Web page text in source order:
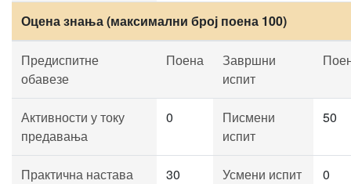
Оцена знања (максимални број поена 100)
Предиспитне
обавезе
Поена
Завршни
испит
Активности у току
предавања
0
Писмени
испит
50
Практична настава 30 Усмени испит 0